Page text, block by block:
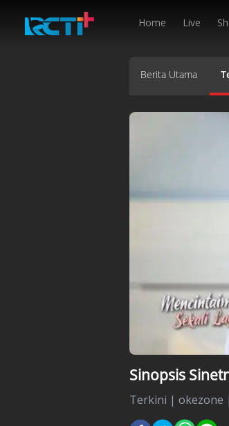
Home Live
Berita Utama
Sinopsis
Terkini | okezone |